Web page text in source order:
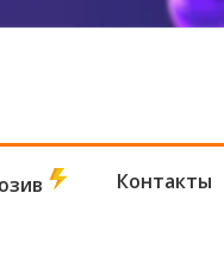
Контакты